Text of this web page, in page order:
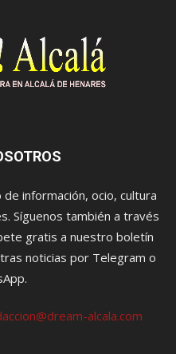
información, ocio, cultura
Síguenos también a través
gratis a nuestro boletín
noticias por Telegram o
alcala.com